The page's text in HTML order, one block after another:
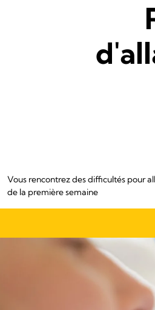
Vous rencontrez des difficultés pour
de la première semaine